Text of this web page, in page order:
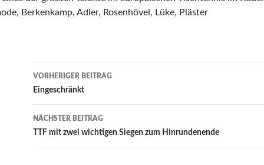
Berkenkamp, Adler, Rosenhövel, Lüke, Pläster
Beitrags-
Navigation
VORHERIGER BEITRAG
Eingeschränkt
NÄCHSTER BEITRAG
TTF mit zwei wichtigen Siegen zum Hinrundenende